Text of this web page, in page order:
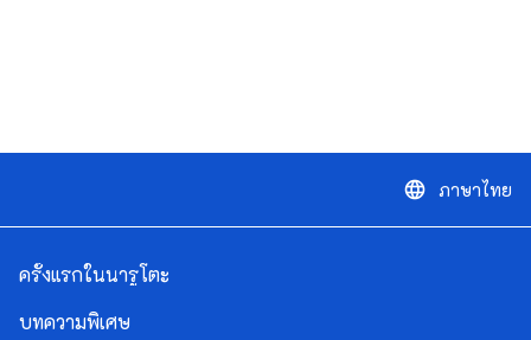
language ภาษาไทย
ครั้งแรกในนารูโตะ
บทความพิเศษ